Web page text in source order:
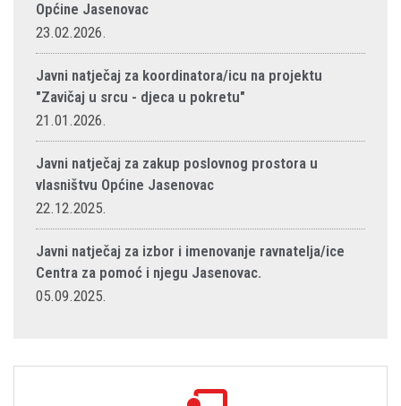
Općine Jasenovac
23.02.2026.
Javni natječaj za koordinatora/icu na projektu
"Zavičaj u srcu - djeca u pokretu"
21.01.2026.
Javni natječaj za zakup poslovnog prostora u
vlasništvu Općine Jasenovac
22.12.2025.
Javni natječaj za izbor i imenovanje ravnatelja/ice
Centra za pomoć i njegu Jasenovac.
05.09.2025.